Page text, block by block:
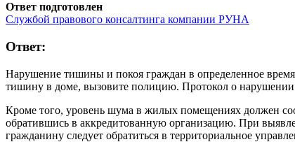
Ответ подготовлен
Службой правового консалтинга компании РУНА
Ответ:
Нарушение тишины и покоя граждан в определенное
тишину в доме, вызовите полицию. Протокол о
Кроме того, уровень шума в жилых помещениях должен
обратившись в аккредитованную организацию. При
гражданину следует обратиться в территориальное